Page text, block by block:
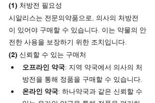
(1) 처방전 필요성
시알리스는 전문의약품으로, 의사의 처방전
이 있어야 구매할 수 있습니다. 이는 약물의 안
전한 사용을 보장하기 위한 조치입니다.
(2) 신뢰할 수 있는 구매처
오프라인 약국: 지역 약국에서 의사의 처
방전을 통해 정품을 구매할 수 있습니다.
온라인 약국: 하나약국과 같은 신뢰할 수